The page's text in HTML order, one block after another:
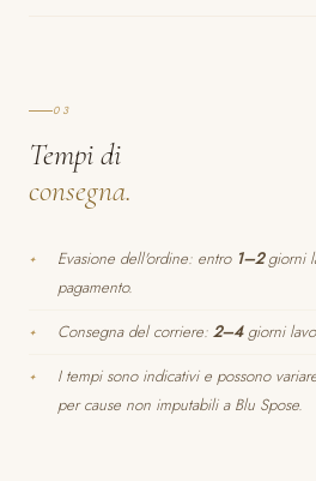
03
Tempi di
consegna.
Evasione dell'ordine: entro 1–2giorni
pagamento.
Consegna del corriere: 2–4giorni
I tempi sono indicativi e possono
per cause non imputabili a Blu Spose.